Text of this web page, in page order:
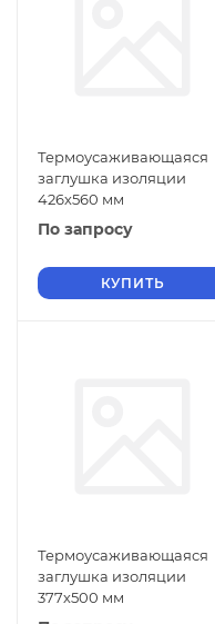
Термоусаживающаяся
заглушка изоляции
426х560 мм
По запросу
КУПИТЬ
Термоусаживающаяся
заглушка изоляции
377х500 мм